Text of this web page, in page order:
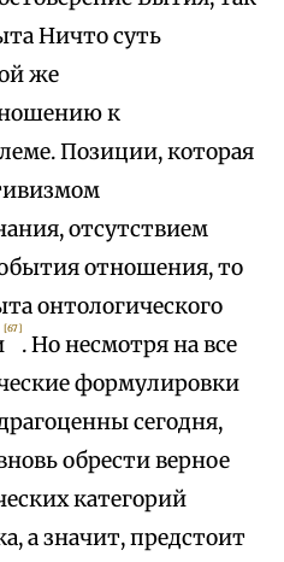
Ничто суть
же
к
Позиции, которая
отсутствием
отношения, то
онтологического
[67]
. Но несмотря на все
формулировки
сегодня,
обрести верное
категорий
а значит, предстоит